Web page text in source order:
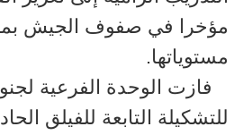
مؤخرا في صفوف الجيش
مستوياتها.
فازت الوحدة الفرعية
للتشكيلة التابعة للفيلق